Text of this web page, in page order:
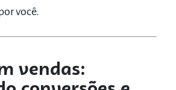
você.
vendas: